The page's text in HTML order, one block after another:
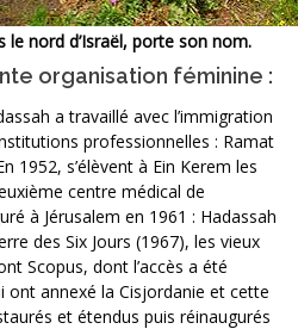
le nord d’Israël, porte son nom.
organisation féminine :
a travaillé avec l’immigration
professionnelles : Ramat
1952, s’élèvent à Ein Kerem les
centre médical de
à Jérusalem en 1961 : Hadassah
des Six Jours (1967), les vieux
Scopus, dont l’accès a été
ont annexé la Cisjordanie et cette
et étendus puis réinaugurés